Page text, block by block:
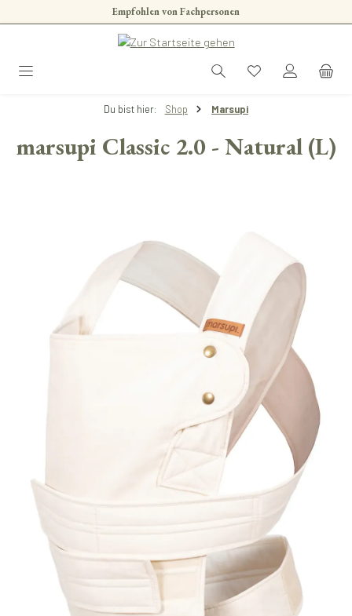
Zum Hauptinhalt springenEmpfohlen von Fachpersonen
Du bist hier: Shop Marsupi
marsupi Classic 2.0 - Natural (L)